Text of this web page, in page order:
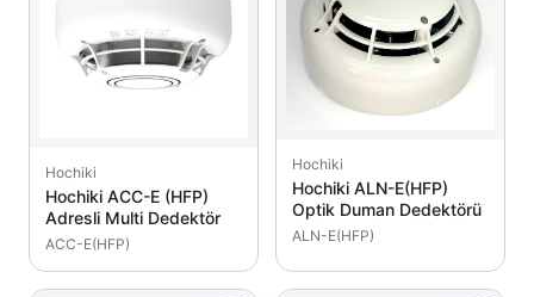
Hochiki
Hochiki ACC-E (HFP)
Adresli Multi Dedektör
ACC-E(HFP)
Hochiki
Hochiki ALN-E(HFP)
Optik Duman Dedektörü
ALN-E(HFP)